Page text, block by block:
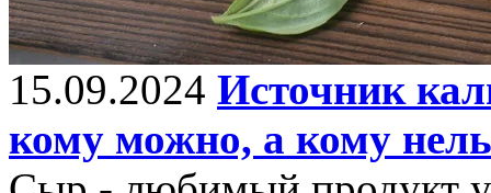
15.09.2024 Источник
кому можно, а кому